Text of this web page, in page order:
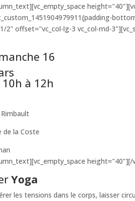
2" offset="vc_col-lg-3 vc_col-md-
16
10h à 12h
de la Coste
Yoga
les tensions dans le corps, laisser